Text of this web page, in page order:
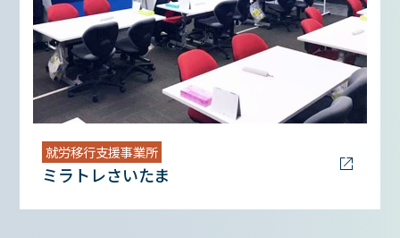
就労移行支援事業所
ミラトレさいたま